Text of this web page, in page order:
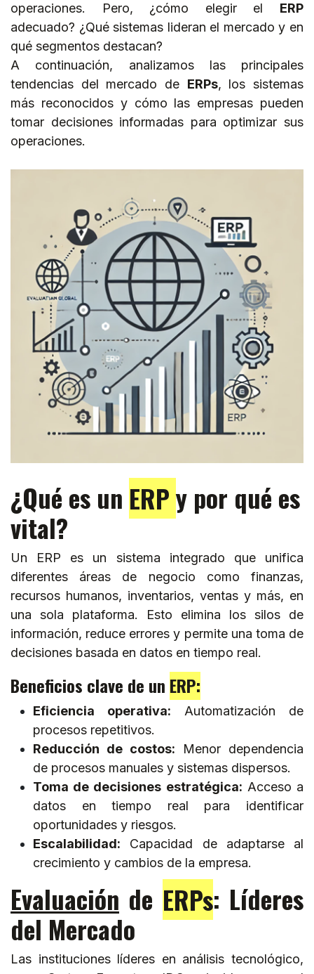
operaciones. Pero, ¿cómo elegir el ERP
adecuado? ¿Qué sistemas lideran el mercado y en
qué segmentos destacan?
A continuación, analizamos las principales
tendencias del mercado de ERPs, los sistemas
más reconocidos y cómo las empresas pueden
tomar decisiones informadas para optimizar sus
operaciones.
¿Qué es un ERPy por qué es
vital?
Un ERP es un sistema integrado que unifica
diferentes áreas de negocio como finanzas,
recursos humanos, inventarios, ventas y más, en
una sola plataforma. Esto elimina los silos de
información, reduce errores y permite una toma de
decisiones basada en datos en tiempo real.
Beneficios clave de un ERP:
Eficiencia operativa: Automatización de
procesos repetitivos.
Reducción de costos: Menor dependencia
de procesos manuales y sistemas dispersos.
Toma de decisiones estratégica: Acceso a
datos en tiempo real para identificar
oportunidades y riesgos.
Escalabilidad: Capacidad de adaptarse al
crecimiento y cambios de la empresa.
Evaluación de ERPs: Líderes
del Mercado
Las instituciones líderes en análisis tecnológico,